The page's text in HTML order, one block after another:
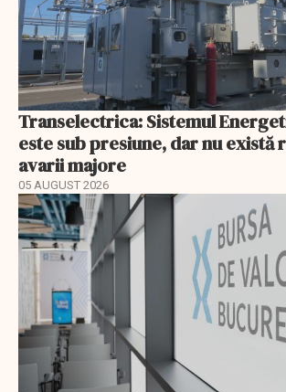
Transelectrica: Sistemul
este sub presiune, dar nu există
avarii majore
05 AUGUST 2026